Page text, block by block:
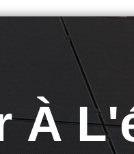
À